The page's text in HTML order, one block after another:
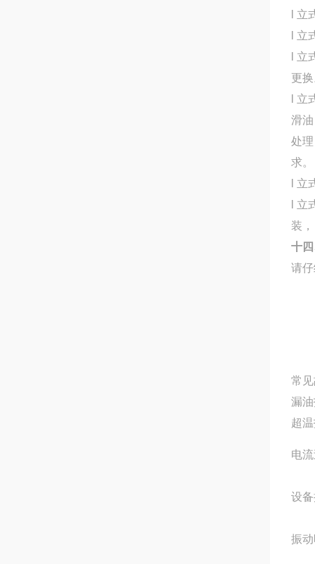
l
l
l
更
l
滑
处
求。
l
l
装
十
请
常
漏
超
电
设
振